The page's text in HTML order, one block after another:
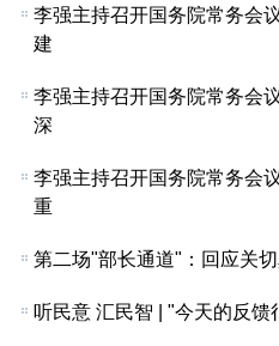
李强主持召开国务院常务会
建
李强主持召开国务院常务会
深
李强主持召开国务院常务会
重
第二场"部长通道"：回应关
听民意 汇民智 | "今天的反